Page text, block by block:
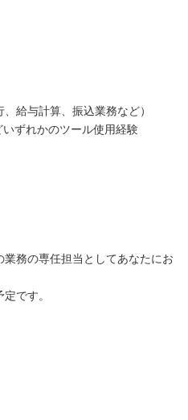
給与計算、振込業務など）
ずれかのツール使用経験
務の専任担当としてあなたにお
です。